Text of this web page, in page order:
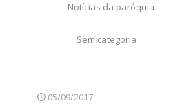
Notícias da paróquia
Sem categoria
05/09/2017